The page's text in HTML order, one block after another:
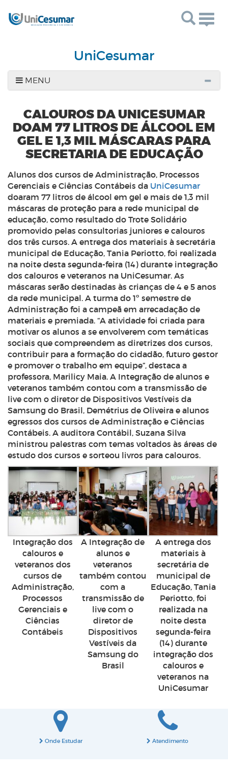
UniCesumar
MENU
CALOUROS DA UNICESUMAR
DOAM 77 LITROS DE ÁLCOOL EM
GEL E 1,3 MIL MÁSCARAS PARA
SECRETARIA DE EDUCAÇÃO
Alunos dos cursos de Administração, Processos
Gerenciais e Ciências Contábeis da UniCesumar
doaram 77 litros de álcool em gel e mais de 1,3 mil
máscaras de proteção para a rede municipal de
educação, como resultado do Trote Solidário
promovido pelas consultorias juniores e calouros
dos três cursos. A entrega dos materiais à secretária
municipal de Educação, Tania Periotto, foi realizada
na noite desta segunda-feira (14) durante integração
dos calouros e veteranos na UniCesumar. As
máscaras serão destinadas às crianças de 4 e 5 anos
da rede municipal. A turma do 1º semestre de
Administração foi a campeã em arrecadação de
materiais e premiada. “A atividade foi criada para
motivar os alunos a se envolverem com temáticas
sociais que compreendem as diretrizes dos cursos,
contribuir para a formação do cidadão, futuro gestor
e promover o trabalho em equipe”, destaca a
professora, Marilicy Maia. A Integração de alunos e
veteranos também contou com a transmissão de
live com o diretor de Dispositivos Vestíveis da
Samsung do Brasil, Demétrius de Oliveira e alunos
egressos dos cursos de Administração e Ciências
Contábeis. A auditora Contábil, Suzana Silva
ministrou palestras com temas voltados às áreas de
estudo dos cursos e sorteou livros para calouros.
Integração dos
calouros e
veteranos dos
cursos de
Administração,
Processos
Gerenciais e
Ciências
Contábeis
A Integração de
alunos e
veteranos
também contou
com a
transmissão de
live com o
diretor de
Dispositivos
Vestíveis da
Samsung do
Brasil
A entrega dos
materiais à
secretária de
municipal de
Educação, Tania
Periotto, foi
realizada na
noite desta
segunda-feira
(14) durante
integração dos
calouros e
veteranos na
UniCesumar
Onde Estudar Atendimento